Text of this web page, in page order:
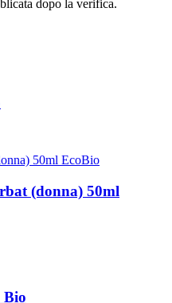
dopo la verifica.
(donna) 50ml
Bio